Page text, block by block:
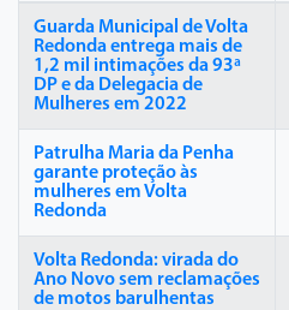
Guarda Municipal de Volta
Redonda entrega mais de
1,2 mil intimações da 93ª
DP e da Delegacia de
Mulheres em 2022
Patrulha Maria da Penha
garante proteção às
mulheres em Volta
Redonda
Volta Redonda: virada do
Ano Novo sem reclamações
de motos barulhentas